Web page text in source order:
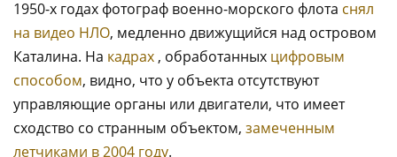
1950-х годах фотограф военно-морского флота снял
на видео НЛО, медленно движущийся над островом
Каталина. На кадрах , обработанных цифровым
способом, видно, что у объекта отсутствуют
управляющие органы или двигатели, что имеет
сходство со странным объектом, замеченным
летчиками в 2004 году.